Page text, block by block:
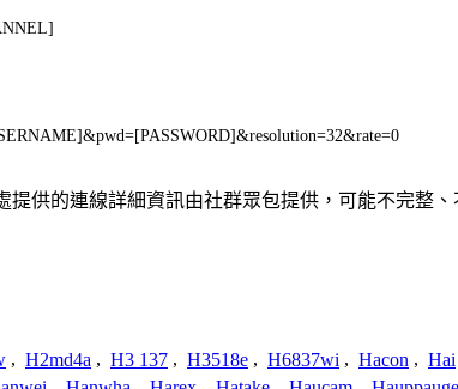
提供的連線詳細資訊由社群眾包提供，可能不完整
, H2md4a , H3 137 , H3518e , H6837wi , Hacon , Hai